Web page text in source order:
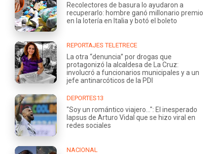
Recolectores de basura lo ayudaron a
recuperarlo: hombre ganó millonario premio
en la lotería en Italia y botó el boleto
REPORTAJES TELETRECE
La otra “denuncia” por drogas que
protagonizó la alcaldesa de La Cruz:
involucró a funcionarios municipales y a un
jefe antinarcóticos de la PDI
DEPORTES13
"Soy un romántico viajero...": El inesperado
lapsus de Arturo Vidal que se hizo viral en
redes sociales
NACIONAL